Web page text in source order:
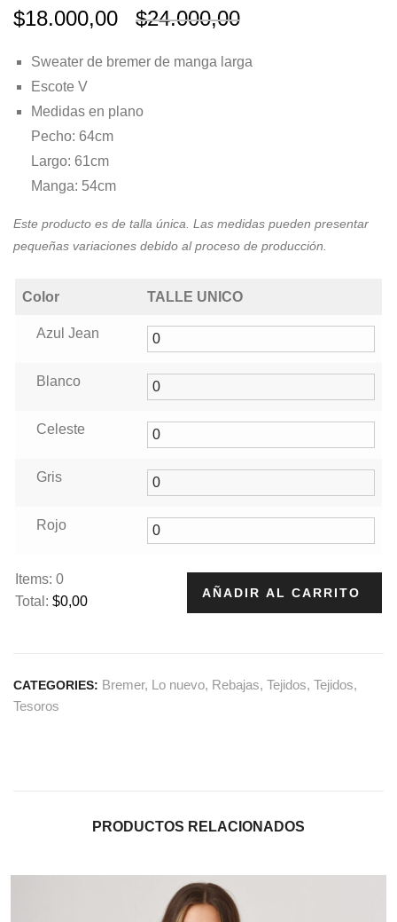
$24.000,00El
$18.000,00
El
Sweater de bremer de manga larga
Escote V
Medidas en plano
Pecho: 64cm
Largo: 61cm
Manga: 54cm
Este producto es de talla única. Las medidas pueden presentar
pequeñas variaciones debido al proceso de producción.
Color TALLE UNICO
Azul Jean
Blanco
Celeste
Gris
Rojo
Items: 0
Total : $0,00
e
m
AÑADIR AL CARRITO
CATEGORIES: Bremer, Lo nuevo, Rebajas, Tejidos, Tejidos,
Tesoros
PRODUCTOS RELACIONADOS